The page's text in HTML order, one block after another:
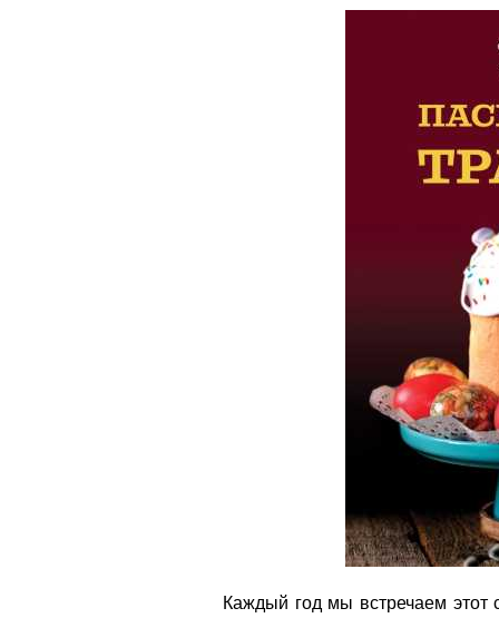
Каждый год мы встречаем этот